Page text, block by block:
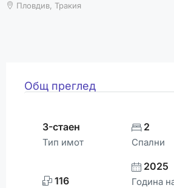
Пловдив, Тракия
Общ преглед
3-стаен
Тип имот
2
Спални
116
2025
Година